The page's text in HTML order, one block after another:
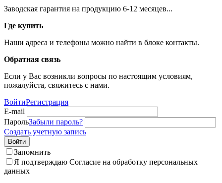
Заводская гарантия на продукцию 6-12 месяцев...
Где купить
Наши адреса и телефоны можно найти в блоке контакты.
Обратная связь
Если у Вас возникли вопросы по настоящим условиям,
пожалуйста, свяжитесь с нами.
ВойтиРегистрация
E-mail
ПарольЗабыли пароль?
Создать учетную запись
Войти
Запомнить
Я подтверждаю Согласие на обработку персональных
данных